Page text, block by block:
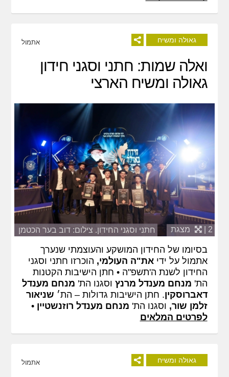
גאולה ומשיח אתמול
ואלה שמות: חתני וסגני חידון
גאולה ומשיח הארצי
חתני וסגני החידון. צילום: דוב בער הכטמן 2 | מצגת
בסיומו של החידון המושקע והעוצמתי שנערך
אתמול על ידיאת"ה העולמי, הוכרזו חתני וסגני
החידון לשנת ה'תשפ"ה • חתן הישיבות הקטנות
הת' מנחם מענדל מרנץ וסגנו הת' מנחם מענדל
דאברוסקין. חתן הישיבות גדולות – הת׳ שניאור
זלמן שור, וסגנו הת' מנחם מענדל רוזנשטיין •
לפרטים המלאים
גאולה ומשיח אתמול